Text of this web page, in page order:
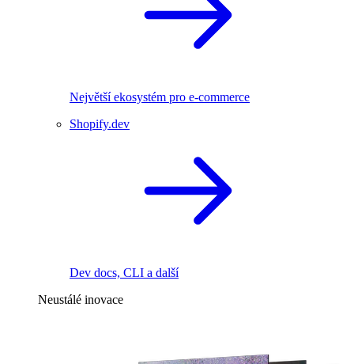
Největší ekosystém pro e-commerce
Shopify.dev
Dev docs, CLI a další
Neustálé inovace